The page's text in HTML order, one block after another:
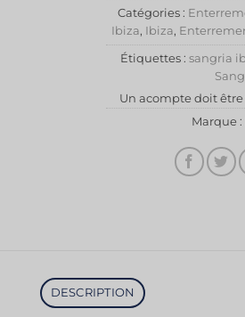
Catégories :
Ibiza, Ibiza,
Étiquettes : sangria
Un acompte doit
Marque :
DESCRIPTION